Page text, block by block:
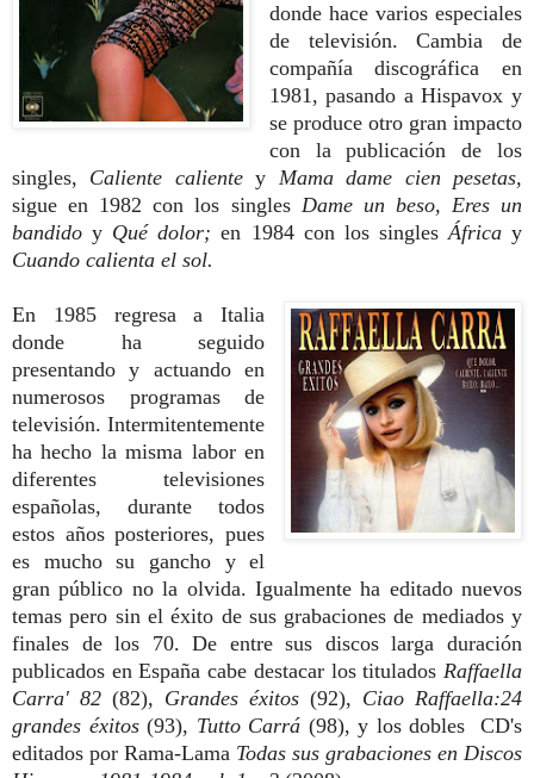
donde hace varios especiales
de televisión. Cambia de
compañía discográfica en
1981, pasando a Hispavox y
se produce otro gran impacto
con la publicación de los
singles, Caliente calientey Mama dame cien pesetas,
sigue en 1982 con los singles Dame un beso, Eres un
bandidoy Qué dolor;en 1984 con los singlesÁfricay
Cuando calienta el sol.
En 1985 regresa a Italia
donde ha seguido
presentando y actuando en
numerosos programas de
televisión. Intermitentemente
ha hecho la misma labor en
diferentes televisiones
españolas, durante todos
estos años posteriores, pues
es mucho su gancho y el
gran público no la olvida. Igualmente ha editado nuevos
temas pero sin el éxito de sus grabaciones de mediados y
finales de los 70. De entre sus discos larga duración
publicados en España cabe destacar los titulados Raffaella
Carra' 82 (82), Grandes éxitos (92), Ciao Raffaella:24
grandes éxitos (93), Tutto Carrá (98), y los dobles CD's
editados por Rama-Lama Todas sus grabaciones en Discos